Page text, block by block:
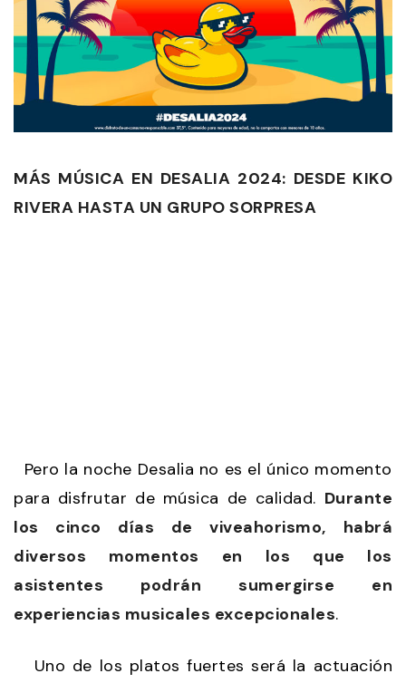
MÁS MÚSICA EN DESALIA 2024: DESDE KIKO
RIVERA HASTA UN GRUPO SORPRESA
Pero la noche Desalia no es el único momento
para disfrutar de música de calidad. Durante
los cinco días de viveahorismo, habrá
diversos momentos en los que los
asistentes podrán sumergirse en
experiencias musicales excepcionales.
Uno de los platos fuertes será la actuación